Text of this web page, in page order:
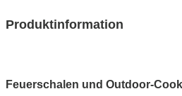
Produktinformation
Feuerschalen und Outdoor-